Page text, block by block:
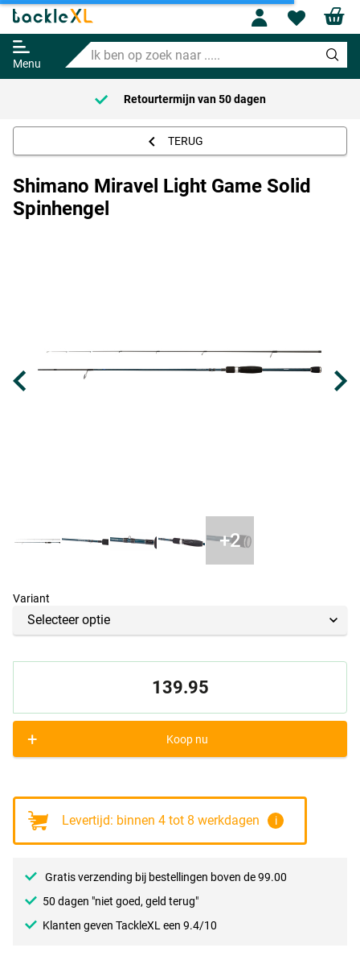
Menu
Ik
ben
op
zoek
naar
Profile
Shimano Miravel Light Game
Solid Spinhengel
139.95
Retourtermijn van 50 dagen
TERUG
Shimano Miravel Light Game Solid
Spinhengel
Variant
139.95
+ Koop nu
Levertijd: binnen 4 tot 8 werkdagen i
Gratis verzending bij bestellingen boven de 99.00
50 dagen "niet goed, geld terug"
Klanten geven TackleXL een 9.4/10